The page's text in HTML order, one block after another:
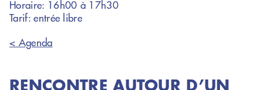
Horaire: 16h00 à 17h30
Tarif: entrée libre
< Agenda
RENCONTRE AUTOUR D’UN